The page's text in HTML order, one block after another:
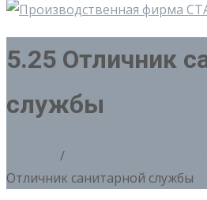
5.25 Отличник
службы
/
Отличник санитарной службы